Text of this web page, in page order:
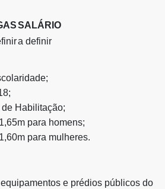
SALÁRIO
a definir
Habilitação;
para homens;
para mulheres.
e prédios públicos do